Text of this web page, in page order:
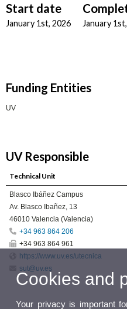
Start date
January 1st, 2026 January
Funding Entities
UV
UV Responsible
Technical Unit
Blasco Ibáñez Campus
Av. Blasco Ibañez, 13
46010 Valencia (Valencia)
+34 963 864 206
+34 963 864 961
https://www.uv.es/utecnica
sut@uv.es
Cookies and
Your privacy is important